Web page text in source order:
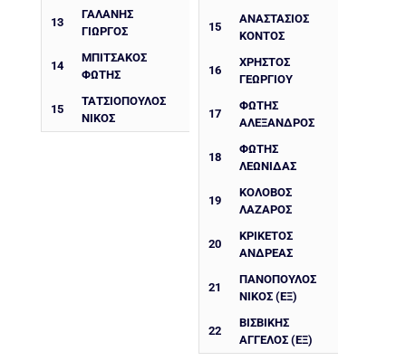
13
ΓΑΛΆΝΗΣ
ΓΙΏΡΓΟΣ
14
ΜΠΙΤΣΆΚΟΣ
ΦΏΤΗΣ
15
ΤΑΤΣΙΌΠΟΥΛΟΣ
ΝΊΚΟΣ
15
ΑΝΑΣΤΑΣΙΟΣ
ΚΟΝΤΟΣ
16
ΧΡΗΣΤΟΣ
ΓΕΩΡΓΙΟΥ
17
ΦΩΤΗΣ
ΑΛΕΞΑΝΔΡΟΣ
18
ΦΩΤΗΣ
ΛΕΩΝΙΔΑΣ
19
ΚΟΛΟΒΟΣ
ΛΑΖΑΡΟΣ
20
ΚΡΙΚΈΤΟΣ
ΑΝΔΡΈΑΣ
21
ΠΑΝΟΠΟΥΛΟΣ
ΝΙΚΟΣ (ΕΞ)
22
ΒΙΣΒΙΚΗΣ
ΑΓΓΕΛΟΣ (ΕΞ)